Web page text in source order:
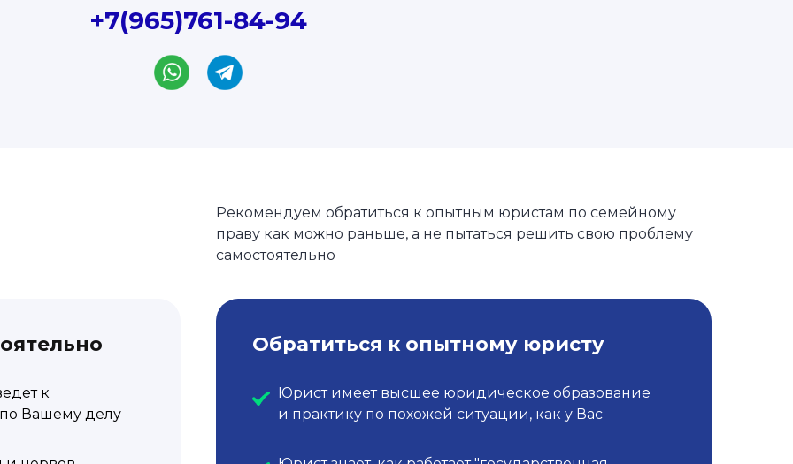
+7(965)761-84-94
Рекомендуем обратиться к опытным юристам по семейному
праву как можно раньше, а не пытаться решить свою проблему
самостоятельно
Обратиться к опытному юристу
Юрист имеет высшее юридическое образование
и практику по похожей ситуации, как у Вас
к
Вашему делу